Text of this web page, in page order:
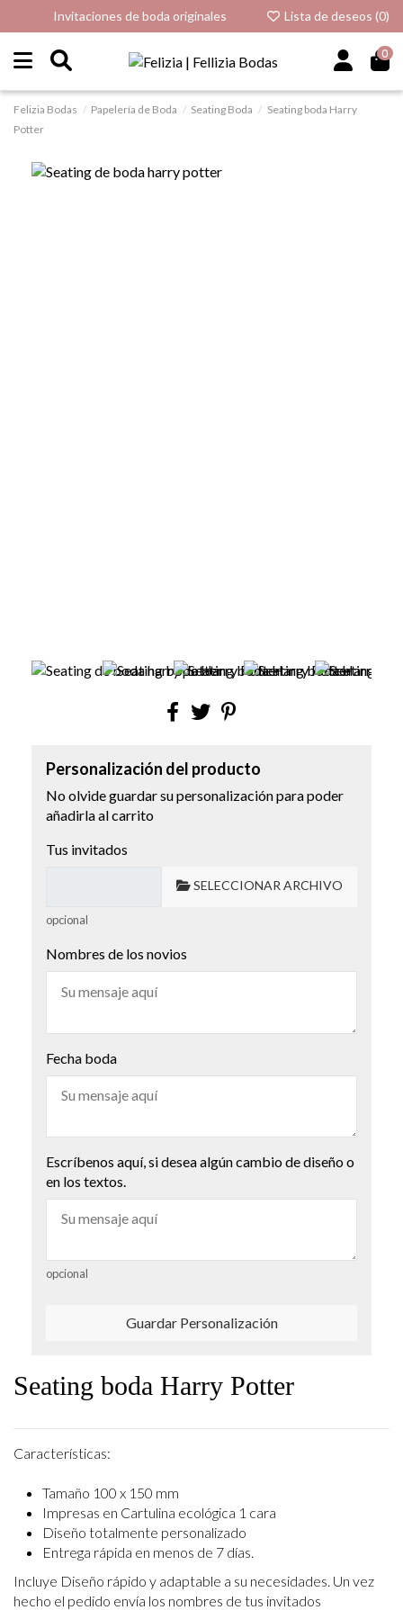
Invitaciones de boda originales Lista de deseos (0)
0
Felizia Bodas Papelería de Boda Seating Boda
Seating boda Harry
Potter
Personalización del producto
No olvide guardar su personalización para poder
añadirla al carrito
Tus invitados
SELECCIONAR ARCHIVO
opcional
Nombres de los novios
Fecha boda
Escríbenos aquí, si desea algún cambio de diseño o
en los textos.
opcional
Guardar Personalización
Seating boda Harry Potter
Características:
Tamaño 100 x 150 mm
Impresas en Cartulina ecológica 1 cara
Diseño totalmente personalizado
Entrega rápida en menos de 7 días.
Incluye Diseño rápido y adaptable a su necesidades. Un vez
hecho el pedido envía los nombres de tus invitados